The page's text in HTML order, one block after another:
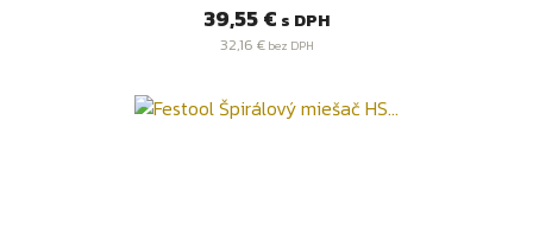
Cena
39,55 € s DPH
32,16 €bez DPH